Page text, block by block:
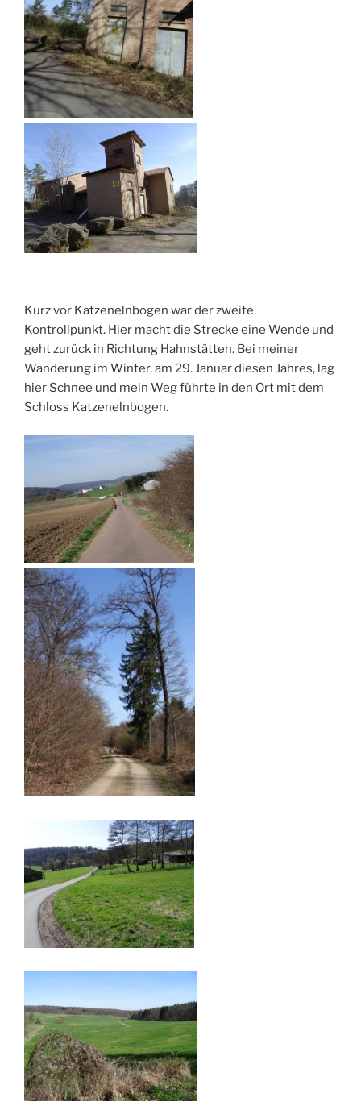
Kurz vor Katzenelnbogen war der zweite
Kontrollpunkt. Hier macht die Strecke eine Wende und
geht zurück in Richtung Hahnstätten. Bei meiner
Wanderung im Winter, am 29. Januar diesen Jahres, lag
hier Schnee und mein Weg führte in den Ort mit dem
Schloss Katzenelnbogen.